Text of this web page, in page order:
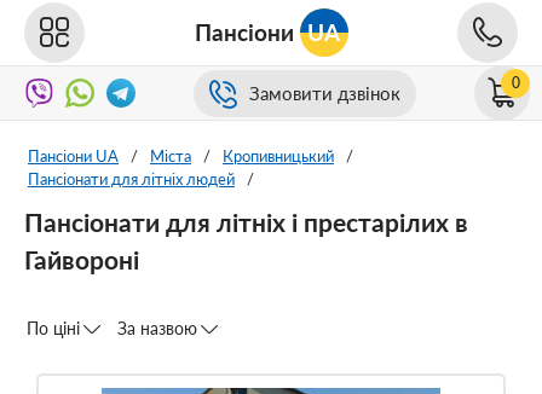
Пансіони UA
Замовити дзвінок 0
Пансіони UA / Міста / Кропивницький
/
Пансіонати для літніх людей
/
Пансіонати для літніх і престарілих в
Гайвороні
По ціні За назвою